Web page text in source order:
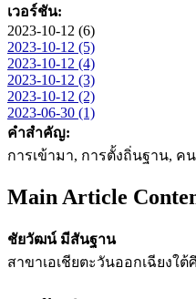
เวอร์ชัน:
2023-10-12 (6)
2023-10-12 (5)
2023-10-12 (4)
2023-10-12 (3)
2023-10-12 (2)
2023-06-30 (1)
คำสำคัญ:
การเข้ามา, การตั้งถิ่นฐาน, ค
Main Article
ชัยวัฒน์ มีสันฐาน
สาขาเอเชียตะวันออกเฉียง